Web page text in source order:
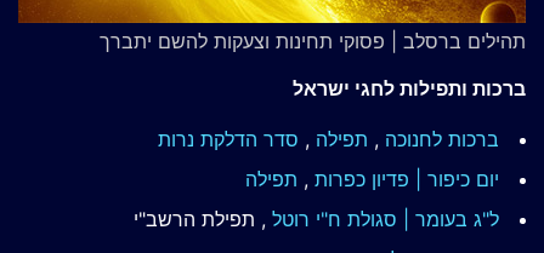
תהילים ברסלב | פסוקי תחינות וצעקות להשם יתברך
ברכות ותפילות לחגי ישראל
ברכות לחנוכה , תפילה , סדר הדלקת נרות
יום כיפור | פדיון כפרות , תפילה
ל"ג בעומר | סגולת ח"י רוטל , תפילת הרשב"י